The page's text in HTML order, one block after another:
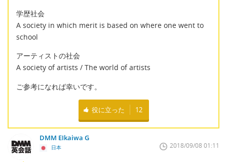
学歴社会
A society in which merit is based on where one went to
school
アーティストの社会
A society of artists / The world of artists
ご参考になれば幸いです。
役に立った 12
DMM EIkaiwa G
日本 2018/09/08 01:11